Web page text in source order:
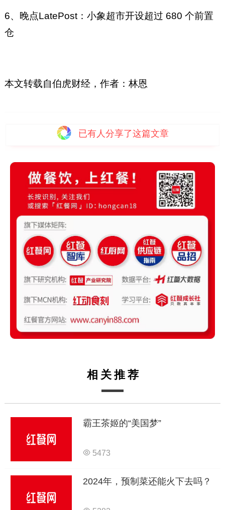
6、晚点LatePost：小象超市开设超过 680 个前置
仓
本文转载自伯虎财经，作者：林恩
已有人分享了这篇文章
相关推荐
霸王茶姬的“美国梦”
5473
2024年，预制菜还能火下去吗？